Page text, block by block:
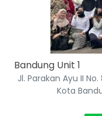
Bandung Unit 1
Jl. Parakan Ayu II
Kota